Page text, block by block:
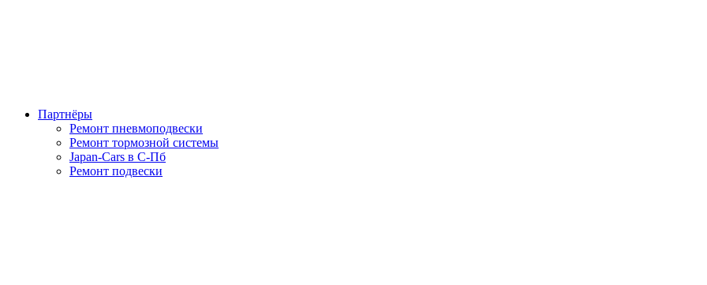
Партнёры
Ремонт пневмоподвески
Ремонт тормозной системы
Japan-Cars в С-Пб
Ремонт подвески